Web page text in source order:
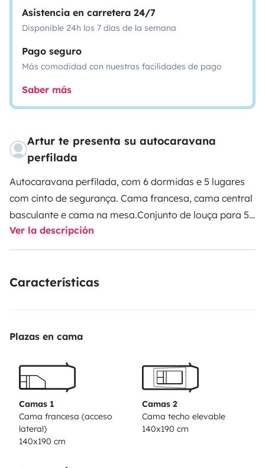
Asistencia en carretera 24/7
Disponible 24h los 7 días de la semana
Pago seguro
Más comodidad con nuestras facilidades de pago
Saber más
Artur te presenta su autocaravana
perfilada
Autocaravana perfilada, com 6 dormidas e 5 lugares
com cinto de segurança. Cama francesa, cama central
basculante e cama na mesa.Conjunto de louça para 5
pessoas, conjunto de limpeza constituído por
esfregona com balde, vassoura, pá e utensílios para
acessórios de engate para abastecimento de aguas e
Ver la descripción
Características
Plazas en cama
Camas 1
Cama francesa (acceso
lateral)
140x190 cm
Camas 2
Cama techo elevable
140x190 cm